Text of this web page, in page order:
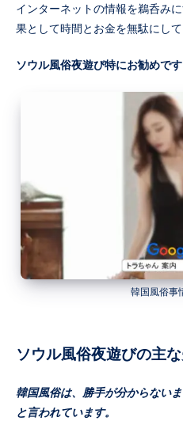
インターネットの情報を鵜呑み
果として時間とお金を無駄にし
ソウル風俗夜遊び特にお勧めです
韓国風俗事
ソウル風俗夜遊びの主
韓国風俗は、勝手が分からない
と言われています。